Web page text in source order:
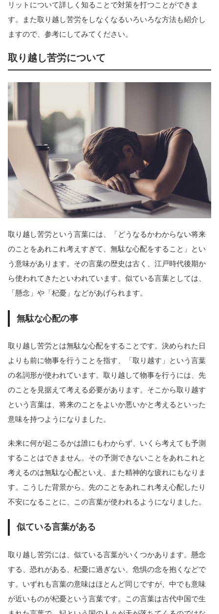
リットについて詳しく知ることで対策を打つことができま
す。また取り越し苦労をしなくなるいろいろな方法も紹介し
ますので、参考にしてみてください。
取り越し苦労について
取り越し苦労という言葉には、「どうなるかわからない将来
のことをあれこれ考えすぎて、無駄な心配をすること」とい
う意味があります。その言葉の歴史は古く、江戸時代後期か
ら使われてきたといわれています。似ている言葉としては、
「懸念」や「杞憂」などがあげられます。
無駄な心配の事
取り越し苦労とは無駄な心配をすることです。決められた日
よりも前に物事を行うことを指す、「取り越す」という言葉
の名詞形が使われています。取り越して物事を行うには、先
のことを見据えて考える必要があります。そこから取り越す
という言葉は、将来のことをよいか悪いかと考えるといった
意味を持つようになりました。
未来に何が起こるかは誰にもわからず、いくら考えても予測
することはできません。その予測できないことをあれこれと
考えるのは無駄な心配といえ、また精神的な疲れにもなりま
す。こうした背景から、先のことをあれこれ考え心配したり
不安になることに、この言葉が使われるようになりました。
似ている言葉がある
取り越し苦労には、似ている言葉がいくつかあります。懸念
する、恐れがある、杞憂に過ぎない、危惧の念を抱くなどで
す。いずれも言葉の意味はほとんど同じですが、中でも意味
が近いものが杞憂という言葉です。この言葉は古代中国で生